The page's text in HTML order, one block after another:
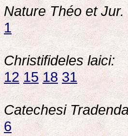
Nature Théo et Jur.
1
Christifideles laici:
12 15 18 31
Catechesi
6